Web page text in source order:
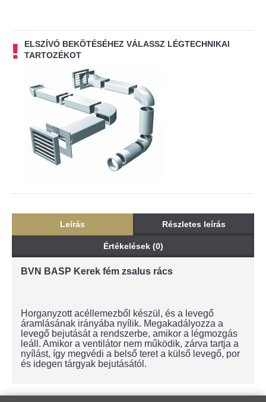
ELSZÍVÓ BEKÖTÉSÉHEZ VÁLASSZ LÉGTECHNIKAI
TARTOZÉKOT
Leírás Részletes leírás
Értékelések (0)
BVN BASP Kerek fém zsalus rács
Horganyzott acéllemezből készül, és a levegő
áramlásának irányába nyílik. Megakadályozza a
levegő bejutását a rendszerbe, amikor a légmozgás
leáll. Amikor a ventilátor nem működik, zárva tartja a
nyílást, így megvédi a belső teret a külső levegő, por
és idegen tárgyak bejutásától.